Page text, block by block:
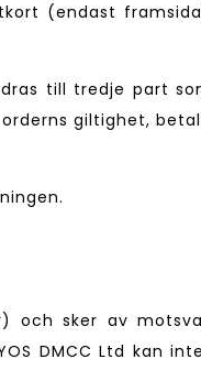
(endast
till tredje part
giltighet,
och sker av
DMCC Ltd kan